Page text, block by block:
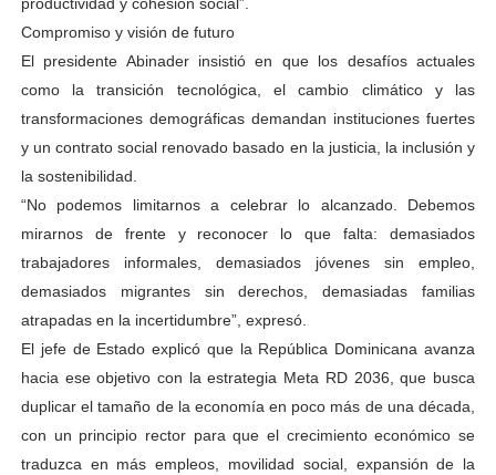
Compromiso y visión de futuro
El presidente Abinader insistió en que los desafíos actuales
como la transición tecnológica, el cambio climático y las
transformaciones demográficas demandan instituciones fuertes
y un contrato social renovado basado en la justicia, la inclusión y
la sostenibilidad.
“No podemos limitarnos a celebrar lo alcanzado. Debemos
mirarnos de frente y reconocer lo que falta: demasiados
trabajadores informales, demasiados jóvenes sin empleo,
demasiados migrantes sin derechos, demasiadas familias
atrapadas en la incertidumbre”, expresó.
El jefe de Estado explicó que la República Dominicana avanza
hacia ese objetivo con la estrategia Meta RD 2036, que busca
duplicar el tamaño de la economía en poco más de una década,
con un principio rector para que el crecimiento económico se
traduzca en más empleos, movilidad social, expansión de la